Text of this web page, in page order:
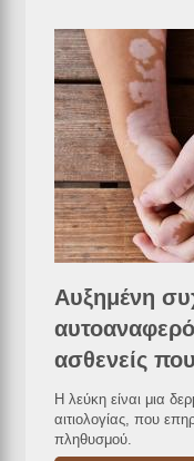
Αυξημένη
ασθενείς
Η λεύκη είναι μια
αιτιολογίας, που
πληθυσμού.